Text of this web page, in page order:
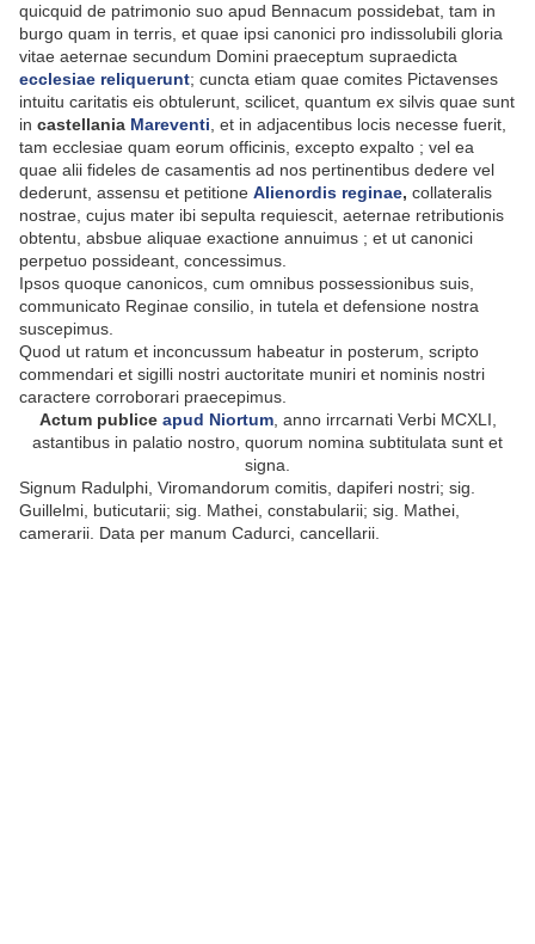
quicquid de patrimonio suo apud Bennacum possidebat, tam in
burgo quam in terris, et quae ipsi canonici pro indissolubili gloria
vitae aeternae secundum Domini praeceptum supraedicta
ecclesiae reliquerunt; cuncta etiam quae comites Pictavenses
intuitu caritatis eis obtulerunt, scilicet, quantum ex silvis quae sunt
in castellania Mareventi , et in adjacentibus locis necesse fuerit,
tam ecclesiae quam eorum officinis, excepto expalto ; vel ea
quae alii fideles de casamentis ad nos pertinentibus dedere vel
dederunt, assensu et petitione Alienordis reginae, collateralis
nostrae, cujus mater ibi sepulta requiescit, aeternae retributionis
obtentu, absbue aliquae exactione annuimus ; et ut canonici
perpetuo possideant, concessimus.
Ipsos quoque canonicos, cum omnibus possessionibus suis,
communicato Reginae consilio, in tutela et defensione nostra
suscepimus.
Quod ut ratum et inconcussum habeatur in posterum, scripto
commendari et sigilli nostri auctoritate muniri et nominis nostri
caractere corroborari praecepimus.
Actum publice apud Niortum, anno irrcarnati Verbi MCXLI,
astantibus in palatio nostro, quorum nomina subtitulata sunt et
signa.
Signum Radulphi, Viromandorum comitis, dapiferi nostri; sig.
Guillelmi, buticutarii; sig. Mathei, constabularii; sig. Mathei,
camerarii. Data per manum Cadurci, cancellarii.